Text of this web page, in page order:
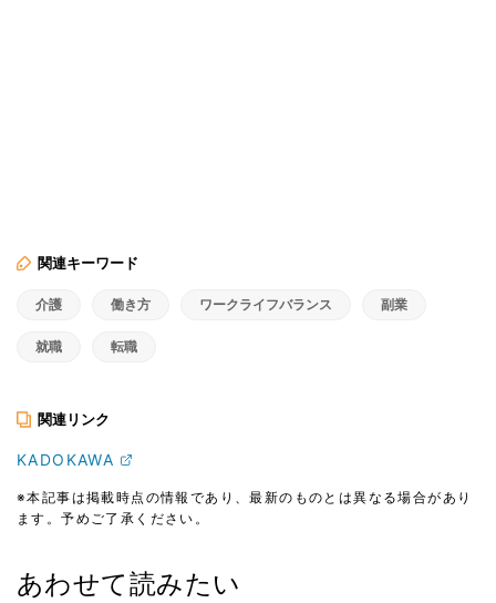
関連キーワード
介護 働き方 ワークライフバランス 副業
就職 転職
関連リンク
KADOKAWA
※本記事は掲載時点の情報であり、最新のものとは異なる場合があり
ます。予めご了承ください。
あわせて読みたい